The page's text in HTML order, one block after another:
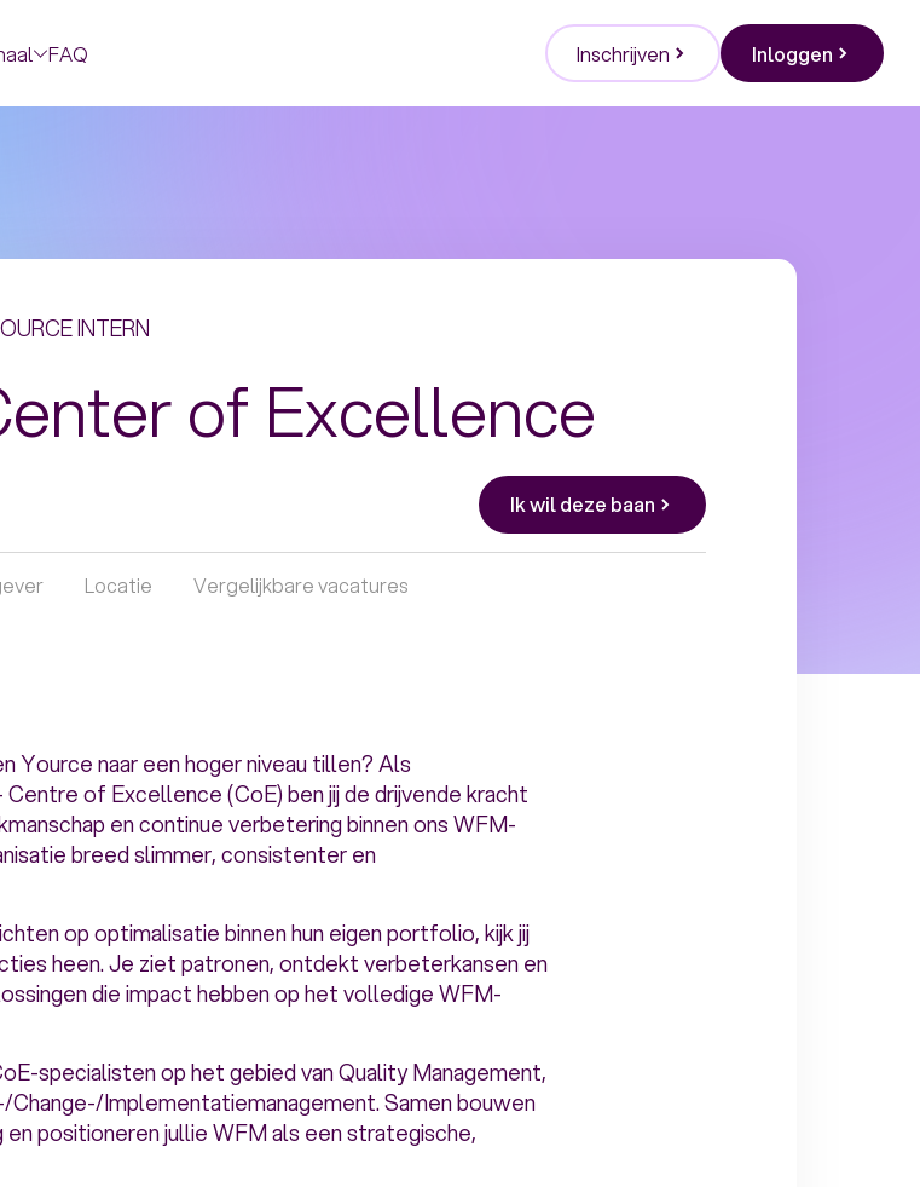
FAQ Inschrijven Inloggen
INTERN
of Excellence
Ik wil deze baan
Locatie Vergelijkbare vacatures
Yource naar een hoger niveau tillen? Als
of Excellence (CoE) ben jij de drijvende kracht
en continue verbetering binnen ons WFM-
breed slimmer, consistenter en
op optimalisatie binnen hun eigen portfolio, kijk jij
heen. Je ziet patronen, ontdekt verbeterkansen en
die impact hebben op het volledige WFM-
specialisten op het gebied van Quality Management,
Implementatiemanagement. Samen bouwen
positioneren jullie WFM als een strategische,